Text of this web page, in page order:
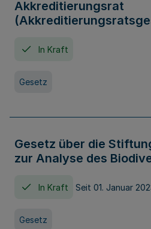
Akkreditierungsrat
In Kraft
Gesetz
Gesetz über die
zur Analyse des
In Kraft Seit 01. Januar
Gesetz